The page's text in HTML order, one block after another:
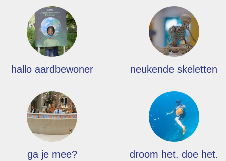
hallo aardbewoner neukende skeletten
ga je mee?
droom het. doe het.